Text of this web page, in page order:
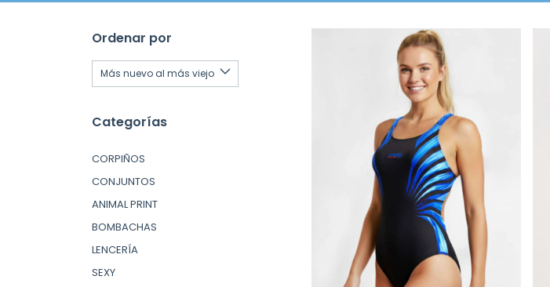
Ordenar por
Categorías
CORPIÑOS
CONJUNTOS
ANIMAL PRINT
BOMBACHAS
LENCERÍA
SEXY